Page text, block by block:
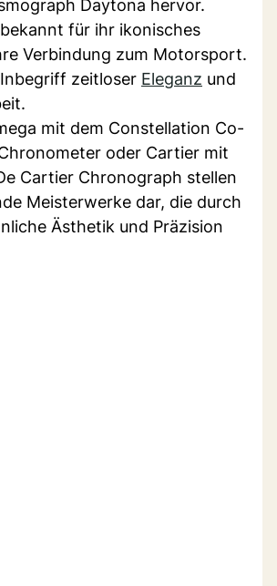
Daytona hervor.
für ihr ikonisches
Verbindung zum Motorsport.
zeitloser Eleganz und
mit dem Constellation Co-
oder Cartier mit
Cartier Chronograph stellen
Meisterwerke dar, die durch
Ästhetik und Präzision